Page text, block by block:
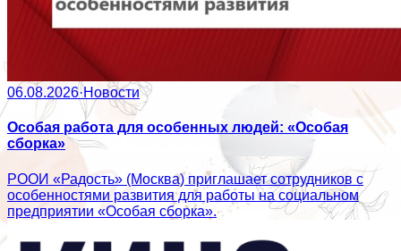
06.08.2026·Новости
Особая работа для особенных людей: «Особая
сборка»
РООИ «Радость» (Москва) приглашает сотрудников с
особенностями развития для работы на социальном
предприятии «Особая сборка».